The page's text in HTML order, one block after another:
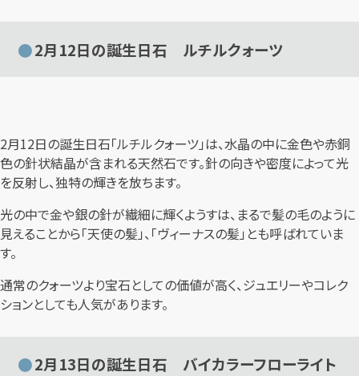
2月12日の誕生日石 ルチルクォーツ
2月12日の誕生日石「ルチルクォーツ」は、水晶の中に金色や赤銅
色の針状結晶が含まれる天然石です。針の向きや密度によって光
を反射し、独特の輝きを放ちます。
光の中で金や銀の針が繊細に輝くようすは、まるで髪の毛のように
見えることから「天使の髪」、「ヴィーナスの髪」とも呼ばれていま
す。
通常のクォーツより宝石としての価値が高く、ジュエリーやコレク
ションとしても人気があります。
2月13日の誕生日石 バイカラーフローライト